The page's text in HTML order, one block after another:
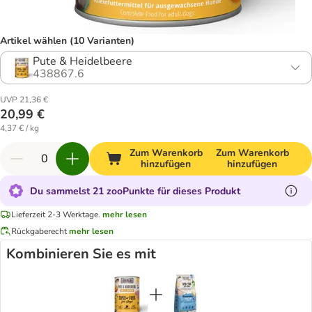
Artikel wählen (10 Varianten)
Pute & Heidelbeere
438867.6
UVP 21,36 €
20,99 €
4,37 € / kg
Zum Warenkorb
hinzufügen
Zum Warenkorb
hinzufügen
Du sammelst 21 zooPunkte für dieses Produkt
Lieferzeit 2-3 Werktage. mehr lesen
Rückgaberechtmehr lesen
Kombinieren Sie es mit